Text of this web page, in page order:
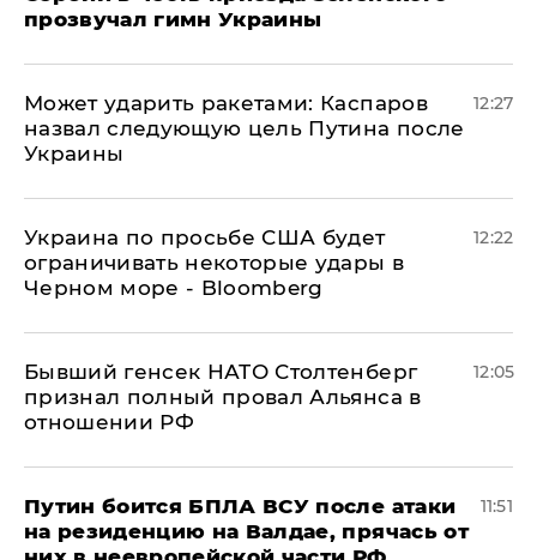
прозвучал гимн Украины
Может ударить ракетами: Каспаров
назвал следующую цель Путина после
Украины
12:27
Украина по просьбе США будет
ограничивать некоторые удары в
Черном море - Bloomberg
12:22
Бывший генсек НАТО Столтенберг
признал полный провал Альянса в
отношении РФ
12:05
Путин боится БПЛА ВСУ после атаки
на резиденцию на Валдае, прячась от
11:51